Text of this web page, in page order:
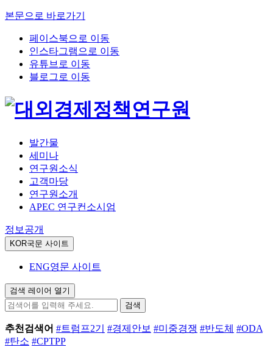
본문으로 바로가기
페이스북으로 이동
인스타그램으로 이동
유튜브로 이동
블로그로 이동
발간물
세미나
연구원소식
고객마당
연구원소개
APEC 연구컨소시엄
정보공개
KOR국문 사이트
ENG영문 사이트
검색 레이어 열기
검색
추천검색어 #트럼프2기 #경제안보 #미중경쟁 #반도체 #ODA
#탄소 #CPTPP